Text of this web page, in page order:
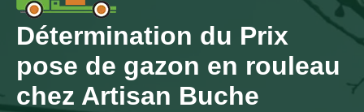
Détermination du Prix
pose de gazon en rouleau
chez Artisan Buche